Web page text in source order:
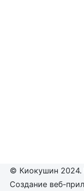
© Киокушин 2024.
Создание веб-